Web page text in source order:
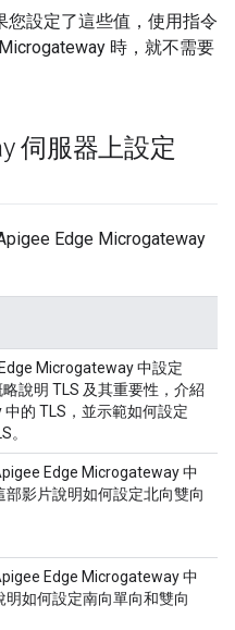
設定了這些值，使用指令
時，就不需要
伺服器上設定
Edge Microgateway
Microgateway 中設定
說明 TLS 及其重要性，介紹
的 TLS，並示範如何設定
。
Edge Microgateway 中
部影片說明如何設定北向雙向
Edge Microgateway 中
明如何設定南向單向和雙向